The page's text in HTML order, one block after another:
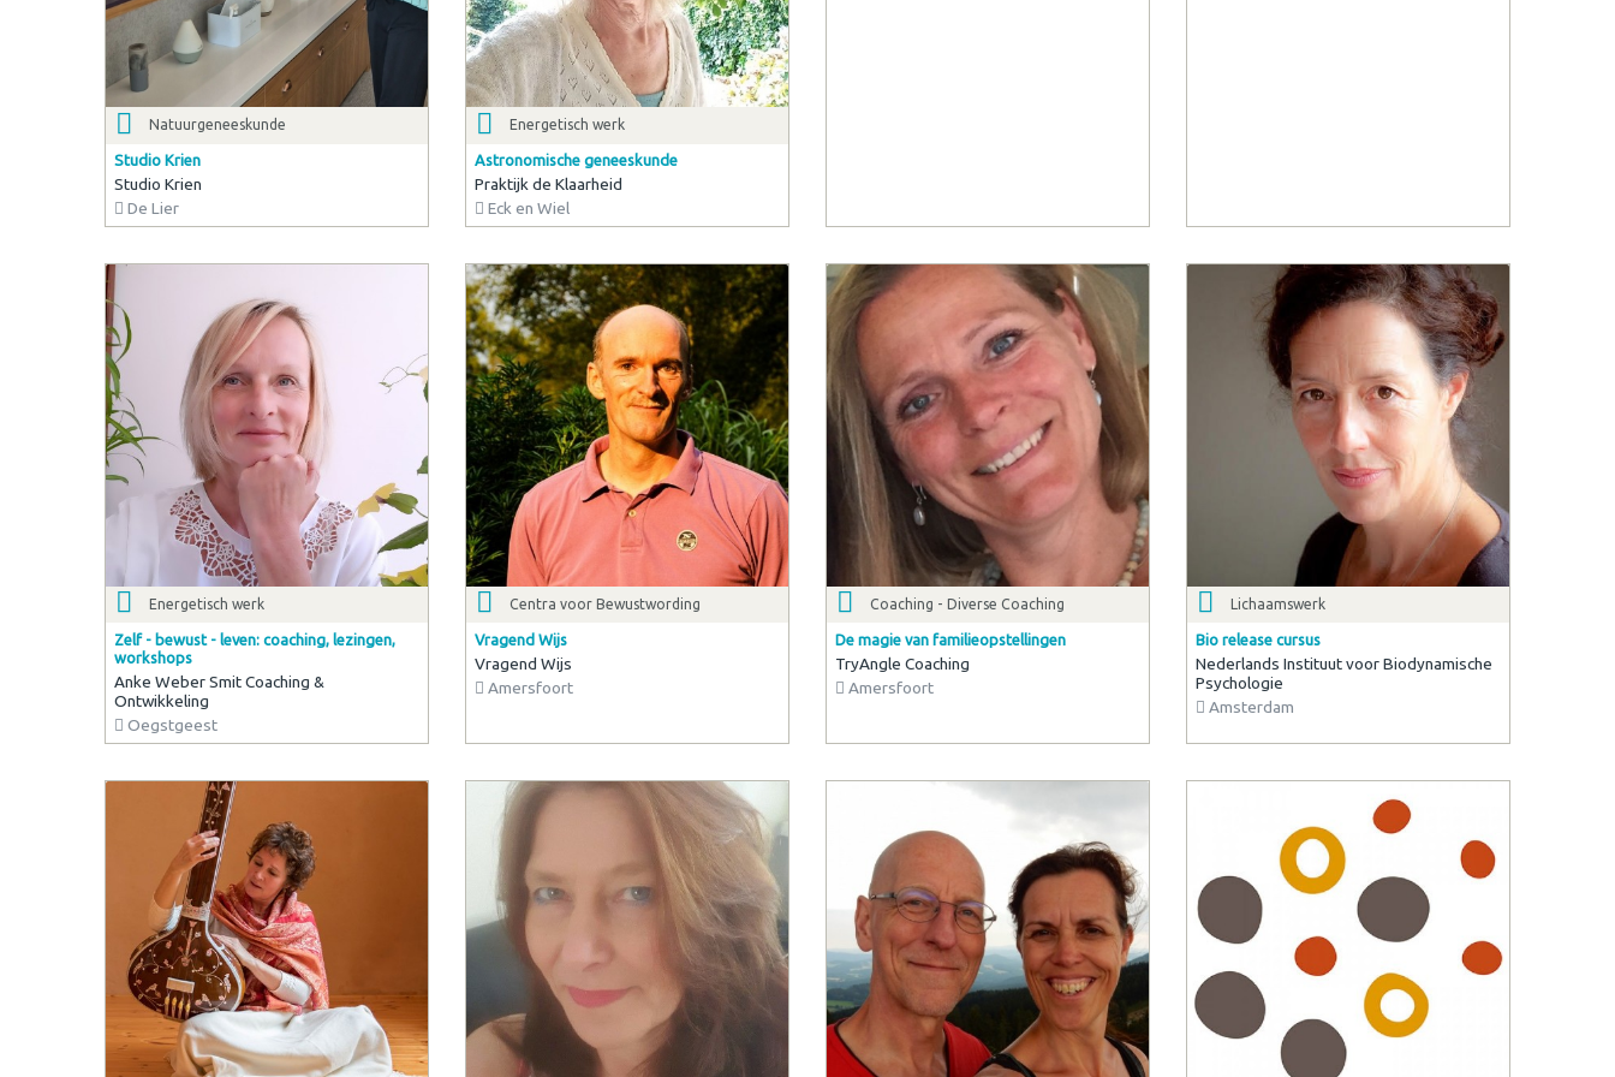
Natuurgeneeskunde
Studio Krien
Studio Krien
De Lier
Energetisch werk
Astronomische geneeskunde
Praktijk de Klaarheid
Eck en Wiel
Energetisch werk
Zelf - bewust - leven: coaching, lezingen,
workshops
Anke Weber Smit Coaching &
Ontwikkeling
Oegstgeest
Centra voor Bewustwording
Vragend Wijs
Vragend Wijs
Amersfoort
Coaching - Diverse Coaching
De magie van familieopstellingen
TryAngle Coaching
Amersfoort
Lichaamswerk
Bio release cursus
Nederlands Instituut voor Biodynamische
Psychologie
Amsterdam